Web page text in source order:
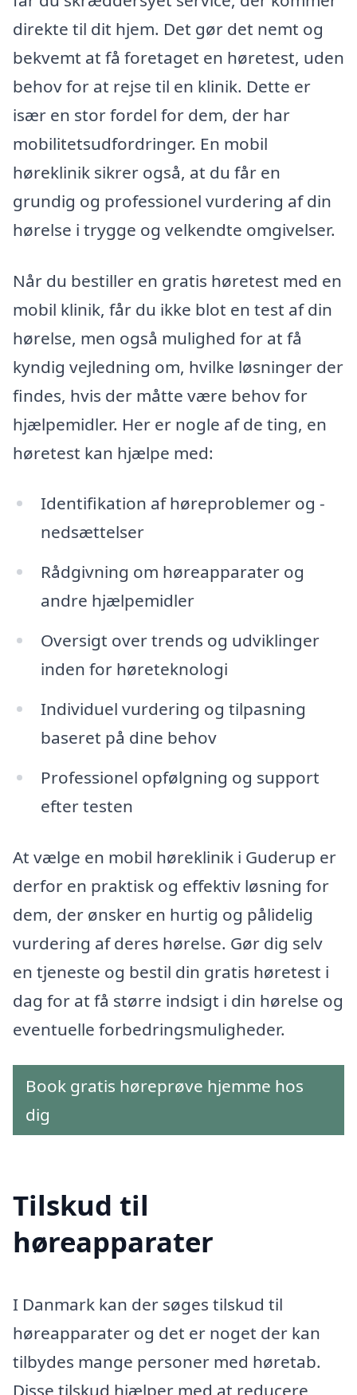
direkte til dit hjem. Det gør det nemt og
bekvemt at få foretaget en høretest, uden
behov for at rejse til en klinik. Dette er
især en stor fordel for dem, der har
mobilitetsudfordringer. En mobil
høreklinik sikrer også, at du får en
grundig og professionel vurdering af din
hørelse i trygge og velkendte omgivelser.
Når du bestiller en gratis høretest med en
mobil klinik, får du ikke blot en test af din
hørelse, men også mulighed for at få
kyndig vejledning om, hvilke løsninger der
findes, hvis der måtte være behov for
hjælpemidler. Her er nogle af de ting, en
høretest kan hjælpe med:
Identifikation af høreproblemer og -
nedsættelser
Rådgivning om høreapparater og
andre hjælpemidler
Oversigt over trends og udviklinger
inden for høreteknologi
Individuel vurdering og tilpasning
baseret på dine behov
Professionel opfølgning og support
efter testen
At vælge en mobil høreklinik i Guderup er
derfor en praktisk og effektiv løsning for
dem, der ønsker en hurtig og pålidelig
vurdering af deres hørelse. Gør dig selv
en tjeneste og bestil din gratis høretest i
dag for at få større indsigt i din hørelse og
eventuelle forbedringsmuligheder.
Book gratis høreprøve hjemme hos
dig
Tilskud til
høreapparater
I Danmark kan der søges tilskud til
høreapparater og det er noget der kan
tilbydes mange personer med høretab.
Disse tilskud hjælper med at reducere